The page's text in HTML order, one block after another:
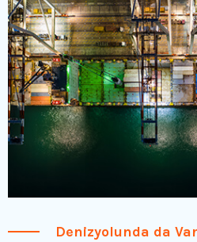
Denizyolunda da